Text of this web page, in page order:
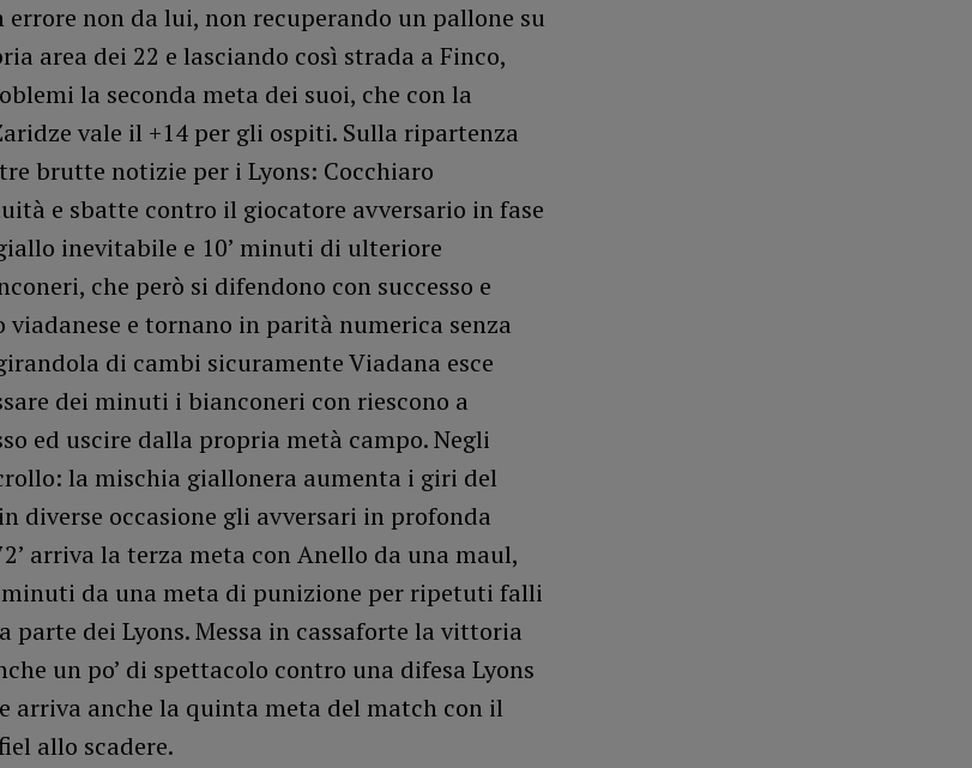
non da lui, non recuperando un pallone su
area dei 22 e lasciando così strada a Finco,
la seconda meta dei suoi, che con la
vale il +14 per gli ospiti. Sulla ripartenza
brutte notizie per i Lyons: Cocchiaro
e sbatte contro il giocatore avversario in fase
inevitabile e 10’ minuti di ulteriore
che però si difendono con successo e
viadanese e tornano in parità numerica senza
di cambi sicuramente Viadana esce
dei minuti i bianconeri con riescono a
ed uscire dalla propria metà campo. Negli
la mischia giallonera aumenta i giri del
diverse occasione gli avversari in profonda
arriva la terza meta con Anello da una maul,
da una meta di punizione per ripetuti falli
parte dei Lyons. Messa in cassaforte la vittoria
un po’ di spettacolo contro una difesa Lyons
arriva anche la quinta meta del match con il
allo scadere.